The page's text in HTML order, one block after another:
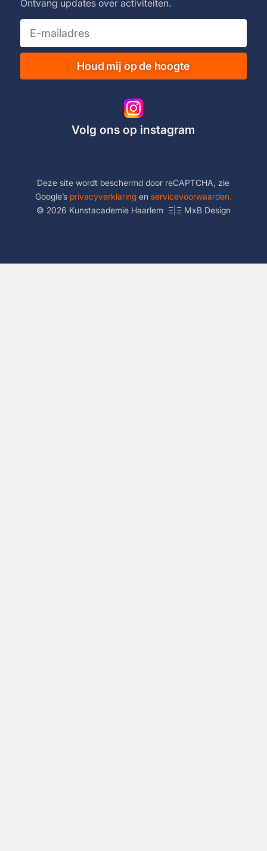
Ontvang updates over activiteiten.
Houd mij op de hoogte
Volg ons op instagram
Deze site wordt beschermd door reCAPTCHA, zie
Google’s privacyverklaringen servicevoorwaarden.
© 2026 Kunstacademie Haarlem Ξ|Ξ MxB Design